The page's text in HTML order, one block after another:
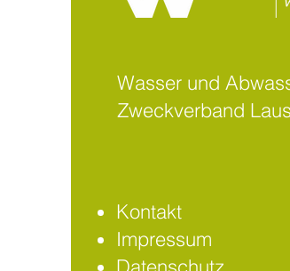
Wasser und
Zweckverband
Kontakt
Impressum